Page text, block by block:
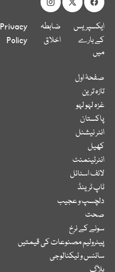
ایکسپریس
کے بارے
میں
ضابطہ
اخلاق
Privacy
Policy
صفحۂ اول
تازہ ترین
غزہ لہو لہو
پاکستان
انٹر نیشنل
کھیل
انٹرٹینمنٹ
لائف اسٹائل
ٹاپ ٹرینڈ
دلچسپ و عجیب
صحت
سونے کے نرخ
پیٹرولیم مصنوعات کی قیمتیں
سائنس و ٹیکنالوجی